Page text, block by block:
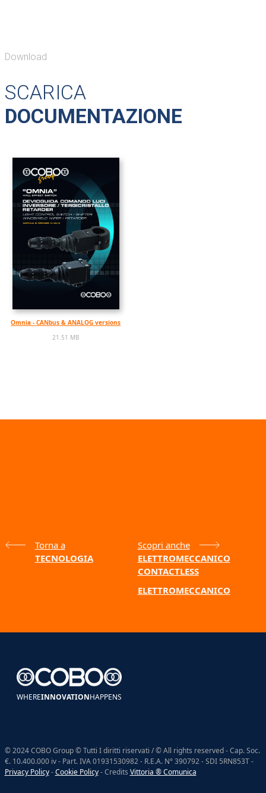
Download
SCARICA
DOCUMENTAZIONE
Omnia - CANbus & ANALOG versions
21.51 MB
Torna a
TECNOLOGIA
Scopri anche
ELETTROMECCANICO
CONTACTLESS
ELETTROMECCANICO
WHEREINNOVATIONHAPPENS
© 2024 COBO Group © Tutti I diritti riservati / © All rights reserved - Cap. Soc.
€. 10.400.000 iv - Part. IVA 01931530982 - R.E.A. N° 390792 - SDI 5RN853T -
Privacy Policy-Cookie Policy- Credits Vittoria ® Comunica